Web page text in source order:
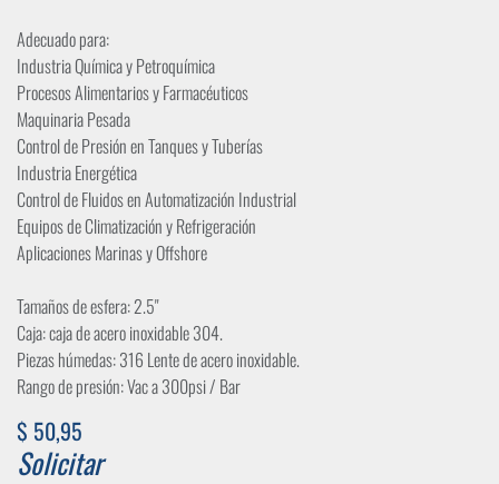
Adecuado para:
Industria Química y Petroquímica
Procesos Alimentarios y Farmacéuticos
Maquinaria Pesada
Control de Presión en Tanques y Tuberías
Industria Energética
Control de Fluidos en Automatización Industrial
Equipos de Climatización y Refrigeración
Aplicaciones Marinas y Offshore
Tamaños de esfera: 2.5"
Caja: caja de acero inoxidable 304.
Piezas húmedas: 316 Lente de acero inoxidable.
Rango de presión: Vac a 300psi / Bar
$ 50,95
Solicitar